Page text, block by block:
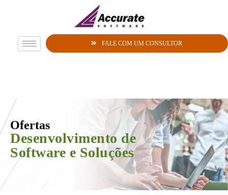
FALE COM UM CONSULTOR
Ofertas
Desenvolvimento de
Software e Soluções